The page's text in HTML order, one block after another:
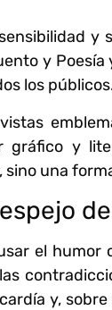
y
y
los
y
una
el humor
y,